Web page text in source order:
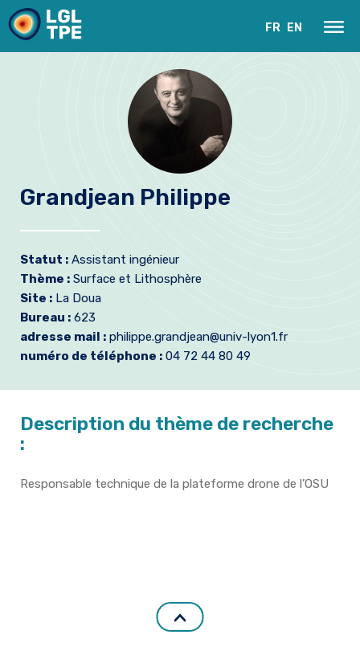
Recherche
Instrumentation
Actualités
Infos pratiques
FR EN
Grandjean Philippe
Statut : Assistant ingénieur
Thème : Surface et Lithosphère
Site : La Doua
Bureau : 623
adresse mail : philippe.grandjean@univ-lyon1.fr
numéro de téléphone : 04 72 44 80 49
Description du thème de recherche
:
Responsable technique de la plateforme drone de l’OSU